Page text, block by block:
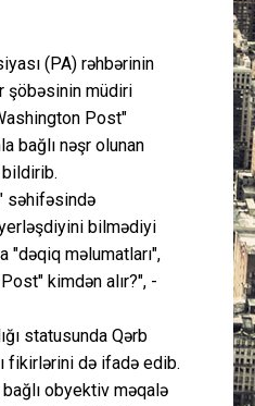
Peşə etikası
Əlaqə
(PA) rəhbərinin
şöbəsinin müdiri
Post"
bağlı nəşr olunan
səhifəsində
bilmədiyi
"dəqiq məlumatları",
kimdən alır?", -
statusunda Qərb
fikirlərini də ifadə edib.
obyektiv məqalə